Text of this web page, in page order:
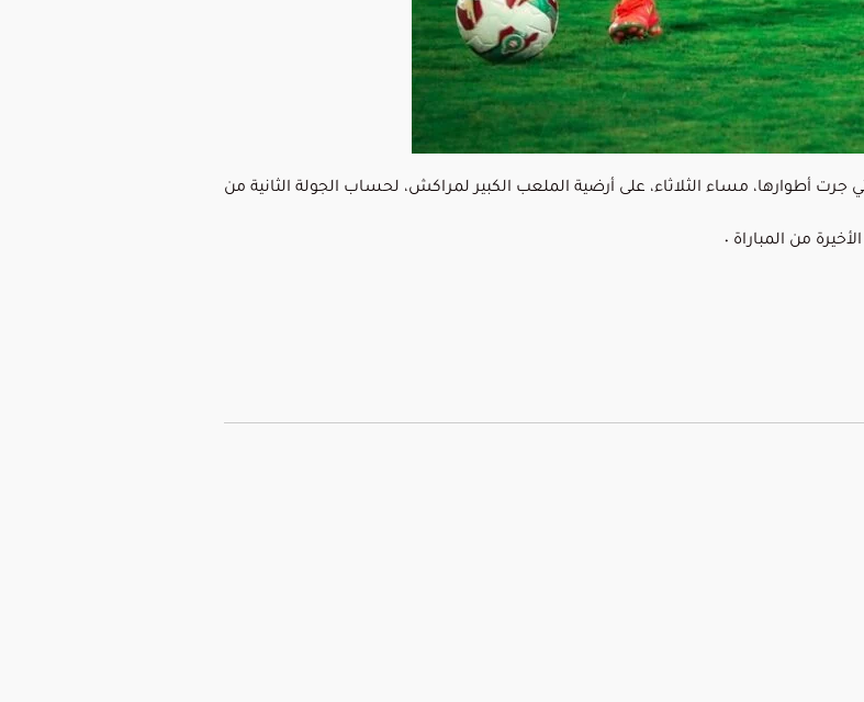
أطوارها، مساء الثلاثاء، على أرضية الملعب الكبير لمراكش، لحساب الجولة الثانية من
من المباراة ٠